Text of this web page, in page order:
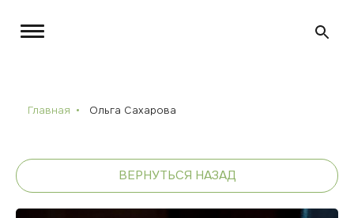
Главная Ольга Сахарова
ВЕРНУТЬСЯ НАЗАД